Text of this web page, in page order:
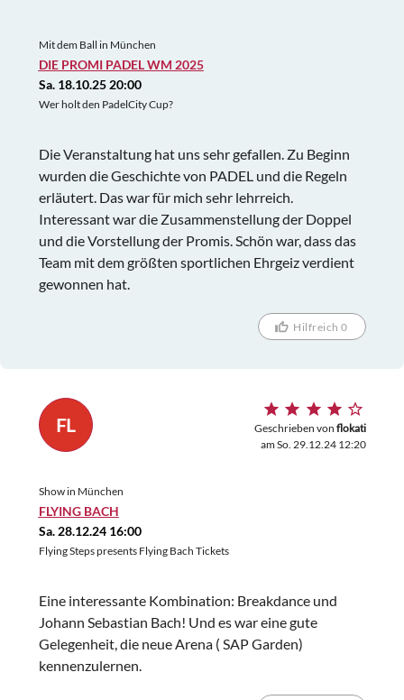
Mit dem Ball in München
DIE PROMI PADEL WM 2025
Sa. 18.10.25 20:00
Wer holt den PadelCity Cup?
Die Veranstaltung hat uns sehr gefallen. Zu Beginn
wurden die Geschichte von PADEL und die Regeln
erläutert. Das war für mich sehr lehrreich.
Interessant war die Zusammenstellung der Doppel
und die Vorstellung der Promis. Schön war, dass das
Team mit dem größten sportlichen Ehrgeiz verdient
gewonnen hat.
Hilfreich 0
FL Geschrieben von flokati
am So. 29.12.24 12:20
Show in München
FLYING BACH
Sa. 28.12.24 16:00
Flying Steps presents Flying Bach Tickets
Eine interessante Kombination: Breakdance und
Johann Sebastian Bach! Und es war eine gute
Gelegenheit, die neue Arena ( SAP Garden)
kennenzulernen.